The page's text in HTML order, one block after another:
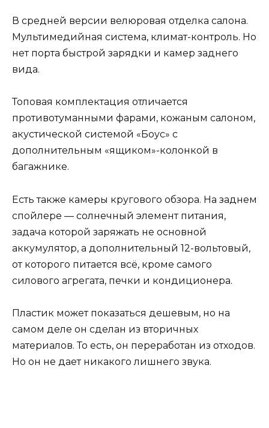
В средней версии велюровая отделка салона.
Мультимедийная система, климат-контроль. Но
нет порта быстрой зарядки и камер заднего
вида.
Топовая комплектация отличается
противотуманными фарами, кожаным салоном,
акустической системой «Боус» с
дополнительным «ящиком»-колонкой в
багажнике.
Есть также камеры кругового обзора. На заднем
спойлере — солнечный элемент питания,
задача которой заряжать не основной
аккумулятор, а дополнительный 12-вольтовый,
от которого питается всё, кроме самого
силового агрегата, печки и кондиционера.
Пластик может показаться дешевым, но на
самом деле он сделан из вторичных
материалов. То есть, он переработан из отходов.
Но он не дает никакого лишнего звука.